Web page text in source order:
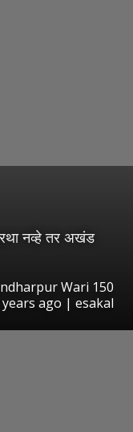
नव्हे तर अखंड
Wari 150
years ago | esakal